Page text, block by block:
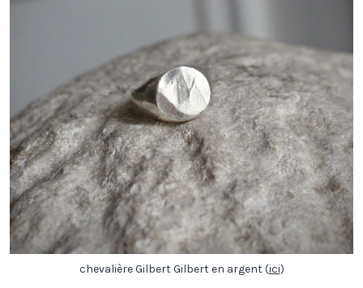
chevalière Gilbert Gilbert en argent (ici)